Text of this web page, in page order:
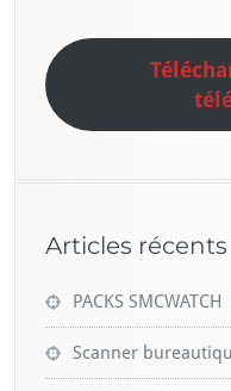
Articles récents
PACKS SMCWATCH
Scanner